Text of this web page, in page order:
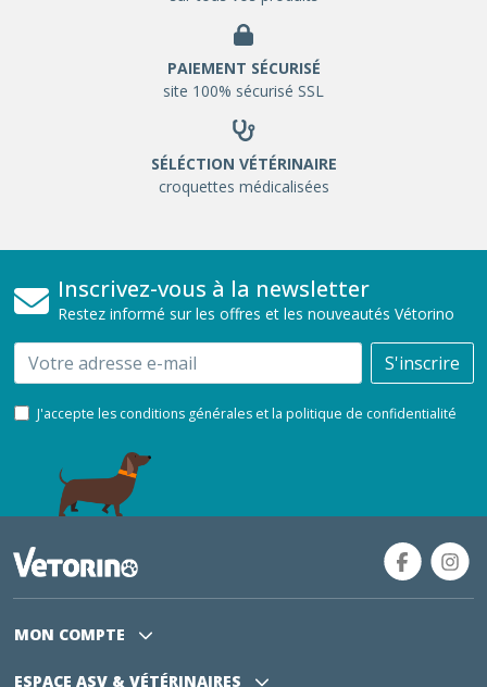
PAIEMENT SÉCURISÉ
site 100% sécurisé SSL
SÉLÉCTION VÉTÉRINAIRE
croquettes médicalisées
Inscrivez-vous à la newsletter
Restez informé sur les offres et les nouveautés Vétorino
Email S'inscrire
J'accepte les conditions générales et la politique de confidentialité
MON COMPTE
ESPACE ASV & VÉTÉRINAIRES